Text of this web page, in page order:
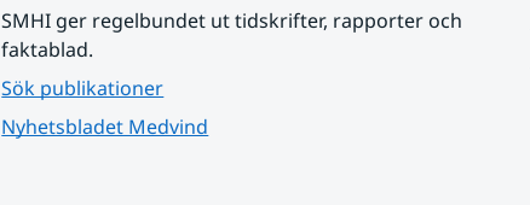
SMHI ger regelbundet ut tidskrifter, rapporter och
faktablad.
Sök publikationer
Nyhetsbladet Medvind